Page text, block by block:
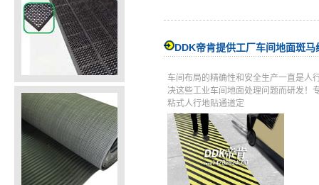
DDK帝肯提供工厂车间地面斑
车间布局的精确性和安全生产一直是人
决这些工业车间地面处理问题而研发！
粘式人行地贴通道定